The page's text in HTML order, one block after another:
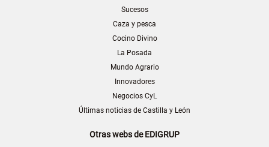
Sucesos
Caza y pesca
Cocino Divino
La Posada
Mundo Agrario
Innovadores
Negocios CyL
Últimas noticias de Castilla y León
Otras webs de EDIGRUP